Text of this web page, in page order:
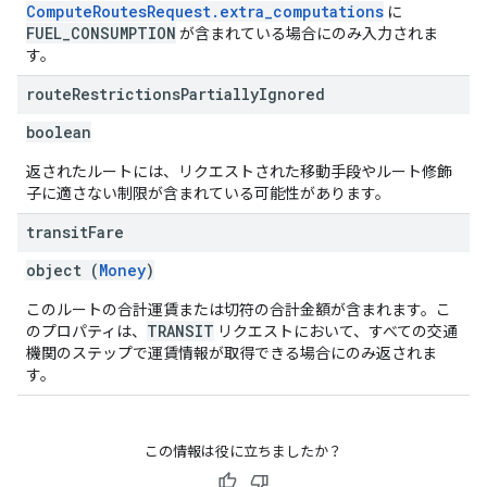
ComputeRoutesRequest.extra_computations に
FUEL_CONSUMPTION が含まれている場合にのみ入力されま
す。
routeRestrictionsPartiallyIgnored
boolean
返されたルートには、リクエストされた移動手段やルート修飾
子に適さない制限が含まれている可能性があります。
transitFare
object (Money)
このルートの合計運賃または切符の合計金額が含まれます。こ
のプロパティは、 TRANSIT リクエストにおいて、すべての交通
機関のステップで運賃情報が取得できる場合にのみ返されま
す。
この情報は役に立ちましたか？